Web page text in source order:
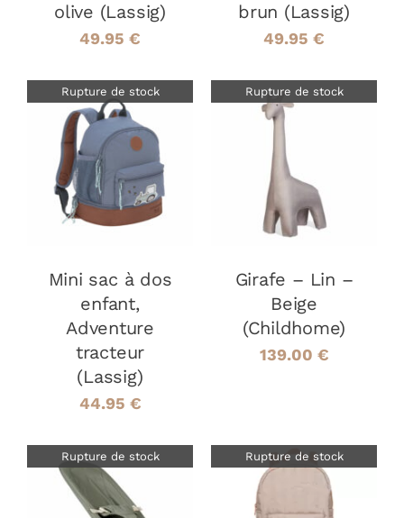
olive (Lassig)
49.95 €
brun (Lassig)
49.95 €
Rupture de stock
DÉTAILS
Mini sac à dos
enfant,
Adventure
tracteur
(Lassig)
44.95 €
Rupture de stock
DÉTAILS
Girafe – Lin –
Beige
(Childhome)
139.00 €
Rupture de stock Rupture de stock